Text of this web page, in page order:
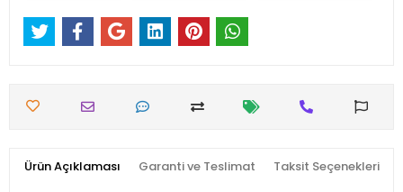
Ürün Açıklaması Garanti ve Teslimat Taksit Seçenekleri